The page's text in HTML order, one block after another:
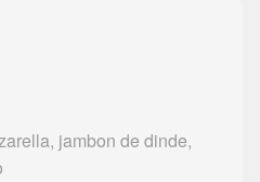
jambon de dinde,